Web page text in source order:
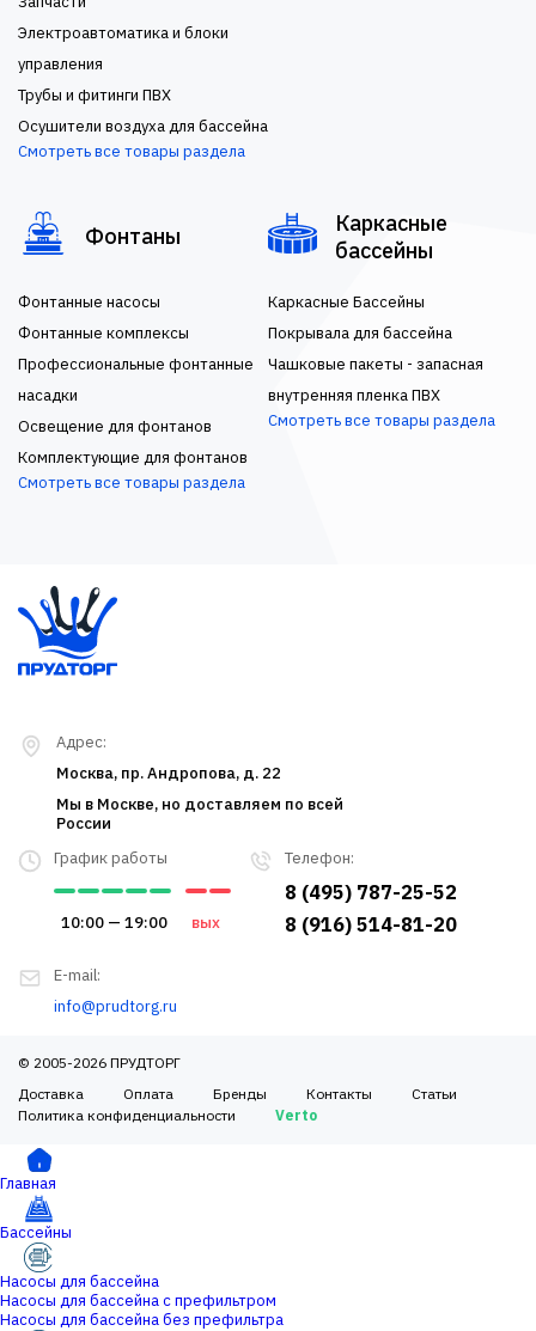
Электроавтоматика и блоки
управления
Трубы и фитинги ПВХ
Осушители воздуха для бассейна
Смотреть все товары раздела
Фонтаны
Фонтанные насосы
Фонтанные комплексы
Профессиональные фонтанные
насадки
Освещение для фонтанов
Комплектующие для фонтанов
Смотреть все товары раздела
Каркасные
бассейны
Каркасные Бассейны
Покрывала для бассейна
Чашковые пакеты - запасная
внутренняя пленка ПВХ
Смотреть все товары раздела
Телефон:
8 (495) 787-25-52
8 (916) 514-81-20
График работы
10:00 — 19:00 вых
E-mail:
info@prudtorg.ru
Адрес:
Москва, пр. Андропова, д. 22
Мы в Москве, но доставляем по всей
России
© 2005-2026 ПРУДТОРГ
Доставка
Оплата Бренды Контакты
Статьи
Политика конфиденциальности
Verto
Главная
Бассейны
Насосы для бассейна
Насосы для бассейна с префильтром
Насосы для бассейна без префильтра